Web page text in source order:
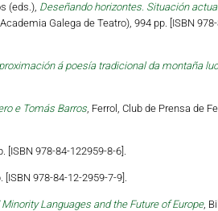
(eds.), Deseñando horizontes. Situación
Galega de Teatro), 994 pp. [ISBN
á poesía tradicional da montaña
e Tomás Barros, Ferrol, Club de Prensa de
[ISBN 978-84-122959-8-6].
[ISBN 978-84-12-2959-7-9].
Languages and the Future of Europe,